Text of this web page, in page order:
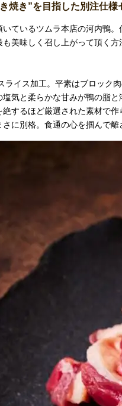
焼き”を目指した別注仕様
ているツムラ本店の河内鴨
美味しく召し上がって頂く
イス加工。平素はブロック
気と柔らかな甘みが鴨の脂
するほど厳選された素材で
に別格。食通の心を掴んで